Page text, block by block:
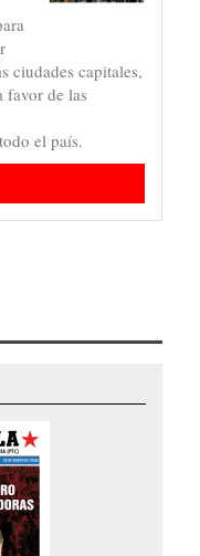
ciudades capitales,
favor de las
el país.